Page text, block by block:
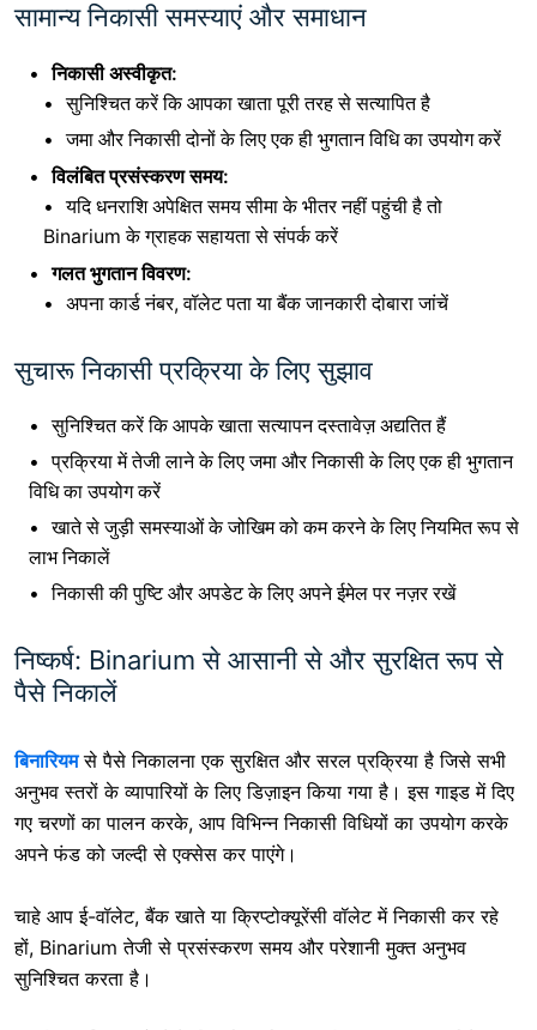
सामान्य निकासी समस्याएं और समाधान
निकासी अस्वीकृत:
सुनिश्चित करें कि आपका खाता पूरी तरह से सत्यापित है
जमा और निकासी दोनों के लिए एक ही भुगतान विधि का उपयोग करें
विलंबित प्रसंस्करण समय:
यदि धनराशि अपेक्षित समय सीमा के भीतर नहीं पहुंची है तो
Binarium के ग्राहक सहायता से संपर्क करें
गलत भुगतान विवरण:
अपना कार्ड नंबर, वॉलेट पता या बैंक जानकारी दोबारा जांचें
सुचारू निकासी प्रक्रिया के लिए सुझाव
सुनिश्चित करें कि आपके खाता सत्यापन दस्तावेज़ अद्यतित हैं
प्रक्रिया में तेजी लाने के लिए जमा और निकासी के लिए एक ही भुगतान
विधि का उपयोग करें
खाते से जुड़ी समस्याओं के जोखिम को कम करने के लिए नियमित रूप से
लाभ निकालें
निकासी की पुष्टि और अपडेट के लिए अपने ईमेल पर नज़र रखें
निष्कर्ष: Binarium से आसानी से और सुरक्षित रूप से
पैसे निकालें
बिनारियमसे पैसे निकालनाएक सुरक्षित और सरल प्रक्रिया है जिसे सभी
अनुभव स्तरों के व्यापारियों के लिए डिज़ाइन किया गया है। इस गाइड में दिए
गए चरणों का पालन करके, आप विभिन्न निकासी विधियों का उपयोग करके
अपने फंड को जल्दी से एक्सेस कर पाएंगे।
चाहे आप ई-वॉलेट, बैंक खाते या क्रिप्टोक्यूरेंसी वॉलेट में निकासी कर रहे
हों, Binarium तेजी से प्रसंस्करण समय और परेशानी मुक्त अनुभव
सुनिश्चित करता है।